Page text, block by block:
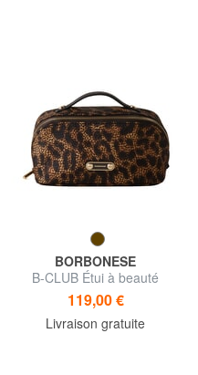
BORBONESE
B-CLUB Étui à beauté
119,00 €
Livraison gratuite